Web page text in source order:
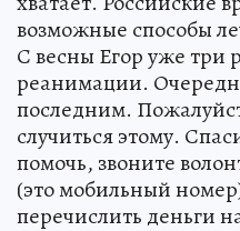
возможные способы
С весны Егор уже три
реанимации.
последним.
случиться этому.
помочь, звоните
(это мобильный
перечислить деньги